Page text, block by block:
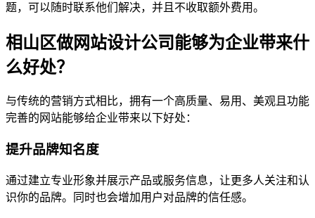
题，可以随时联系他们解决，并且不收取额外费用。
相山区做网站设计公司能够为企业带来什
么好处？
与传统的营销方式相比，拥有一个高质量、易用、美观且功能
完善的网站能够给企业带来以下好处：
提升品牌知名度
通过建立专业形象并展示产品或服务信息，让更多人关注和认
识你的品牌。同时也会增加用户对品牌的信任感。